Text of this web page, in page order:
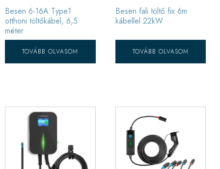
Besen 6-16A Type1
otthoni töltőkábel, 6,5
méter
TOVÁBB OLVASOM
Besen fali töltő fix 6m
kábellel 22kW
TOVÁBB OLVASOM